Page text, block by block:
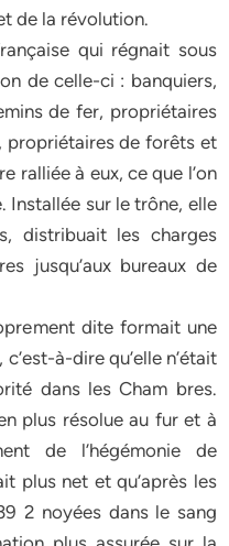
de la révolution.
qui régnait sous
de celle-ci : banquiers,
de fer, propriétaires
propriétaires de forêts et
ralliée à eux, ce que l’on
Installée sur le trône, elle
distribuait les charges
jusqu’aux bureaux de
dite formait une
à-dire qu’elle n’était
dans les Cham bres.
plus résolue au fur et à
de l’hégémonie de
plus net et qu’après les
2 noyées dans le sang